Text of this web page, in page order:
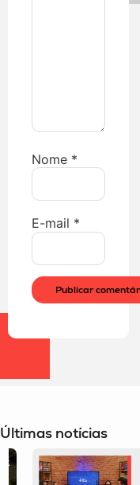
Nome *
E-mail *
Últimas notícias